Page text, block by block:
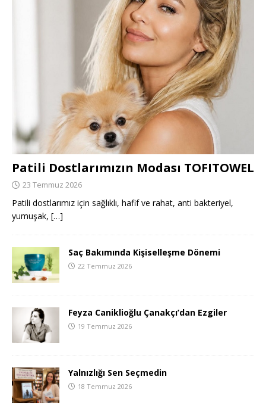
Patili Dostlarımızın Modası TOFITOWEL
23 Temmuz 2026
Patili dostlarımız için sağlıklı, hafif ve rahat, anti bakteriyel,
yumuşak, […]
Saç Bakımında Kişiselleşme Dönemi
22 Temmuz 2026
Feyza Caniklioğlu Çanakçı’dan Ezgiler
19 Temmuz 2026
Yalnızlığı Sen Seçmedin
18 Temmuz 2026